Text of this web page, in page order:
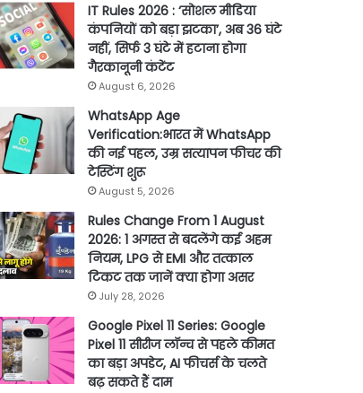
IT Rules 2026 : ‘सोशल मीडिया
कंपनियों को बड़ा झटका’, अब 36 घंटे
नहीं, सिर्फ 3 घंटे में हटाना होगा
गैरकानूनी कंटेंट
August 6, 2026
WhatsApp Age
Verification:भारत में WhatsApp
की नई पहल, उम्र सत्यापन फीचर की
टेस्टिंग शुरू
August 5, 2026
Rules Change From 1 August
2026: 1 अगस्त से बदलेंगे कई अहम
नियम, LPG से EMI और तत्काल
टिकट तक जानें क्या होगा असर
July 28, 2026
Google Pixel 11 Series: Google
Pixel 11 सीरीज लॉन्च से पहले कीमत
का बड़ा अपडेट, AI फीचर्स के चलते
बढ़ सकते हैं दाम